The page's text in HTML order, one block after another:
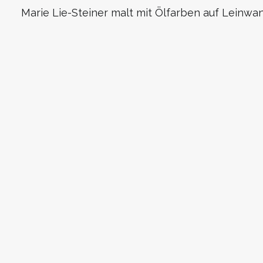
Marie Lie-Steiner malt mit Ölfarben auf